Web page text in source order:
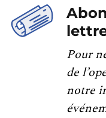
Pour
de
notre